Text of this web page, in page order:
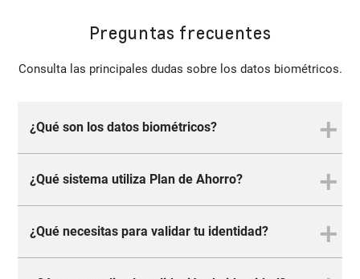
Preguntas frecuentes
Consulta las principales dudas sobre los datos biométricos.
¿Qué son los datos biométricos?
Los datos biométricos son características físicas o
una alternativa más segura a las contraseñas y los
PINs tradicionales.
¿Qué sistema utiliza Plan de Ahorro?
Plan de Ahorro utiliza SID (Sistema de Identidad
¿Qué necesitas para validar tu identidad?